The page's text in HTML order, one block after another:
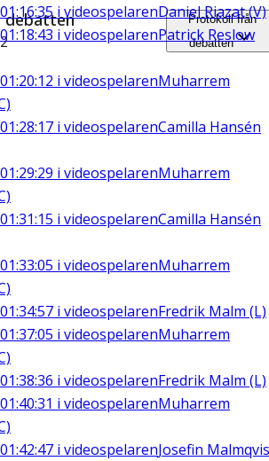
01:16:35 i videospelarenDaniel Riazat (V)
01:18:43 i videospelarenPatrick Reslow
01:20:12 i videospelarenMuharrem
01:28:17 i videospelarenCamilla Hansén
01:29:29 i videospelarenMuharrem
01:31:15 i videospelarenCamilla Hansén
01:33:05 i videospelarenMuharrem
01:34:57 i videospelarenFredrik Malm (L)
01:37:05 i videospelarenMuharrem
01:38:36 i videospelarenFredrik Malm (L)
01:40:31 i videospelarenMuharrem
01:42:47 i videospelarenJosefin
debatten
Protokoll från
debatten